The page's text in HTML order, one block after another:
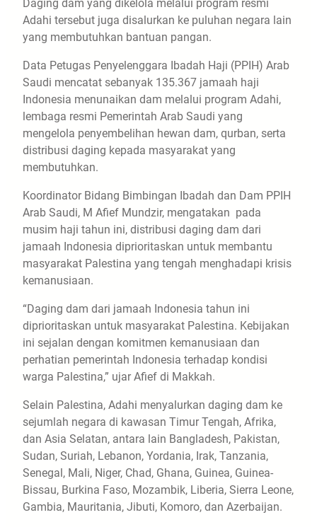
Daging dam yang dikelola melalui program resmi
Adahi tersebut juga disalurkan ke puluhan negara lain
yang membutuhkan bantuan pangan.
Data Petugas Penyelenggara Ibadah Haji (PPIH) Arab
Saudi mencatat sebanyak 135.367 jamaah haji
Indonesia menunaikan dam melalui program Adahi,
lembaga resmi Pemerintah Arab Saudi yang
mengelola penyembelihan hewan dam, qurban, serta
distribusi daging kepada masyarakat yang
membutuhkan.
Koordinator Bidang Bimbingan Ibadah dan Dam PPIH
Arab Saudi, M Afief Mundzir, mengatakan pada
musim haji tahun ini, distribusi daging dam dari
jamaah Indonesia diprioritaskan untuk membantu
masyarakat Palestina yang tengah menghadapi krisis
kemanusiaan.
“Daging dam dari jamaah Indonesia tahun ini
diprioritaskan untuk masyarakat Palestina. Kebijakan
ini sejalan dengan komitmen kemanusiaan dan
perhatian pemerintah Indonesia terhadap kondisi
warga Palestina,” ujar Afief di Makkah.
Selain Palestina, Adahi menyalurkan daging dam ke
sejumlah negara di kawasan Timur Tengah, Afrika,
dan Asia Selatan, antara lain Bangladesh, Pakistan,
Sudan, Suriah, Lebanon, Yordania, Irak, Tanzania,
Senegal, Mali, Niger, Chad, Ghana, Guinea, Guinea-
Bissau, Burkina Faso, Mozambik, Liberia, Sierra Leone,
Gambia, Mauritania, Jibuti, Komoro, dan Azerbaijan.